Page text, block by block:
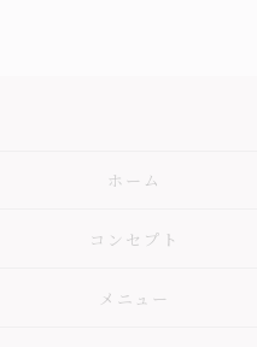
ホーム
コンセプト
メニュー